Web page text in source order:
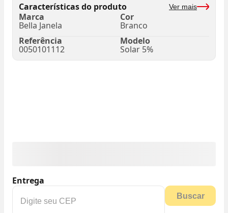
Características do produto Ver mais
Marca
Bella Janela
Cor
Branco
Referência
0050101112
Modelo
Solar 5%
Entrega
Buscar